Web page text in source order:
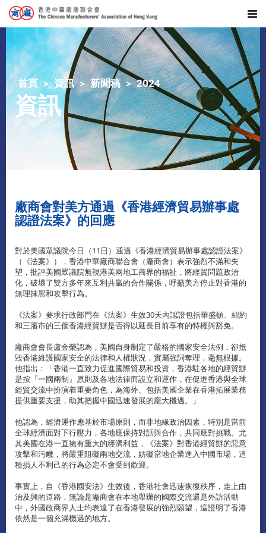
首頁 資訊 新聞稿 2024
資訊
廠商會對美方通過《香港經濟貿易辦事處
認證法案》的回應
對於美國眾議院今日（11日）通過《香港經濟貿易辦事處認證法案》
（《法案》），香港中華廠商聯合會（廠商會）表示強烈不滿和失
望，批評美國眾議院無視港美兩地工商界的福祉，將經貿問題政治
化，破壞了雙方多年來互利共贏的合作關係，呼籲美方停止對香港的
無理抹黑和攻擊行為。
《法案》要求行政部門在《法案》生效30天內認證包括華盛頓、紐約
和三藩市的三個香港經貿辦是否得以延長目前享有的特權與豁免。
廠商會會長盧金榮認為，美國自身制定了嚴格的國家安全法例，卻抵
毁香港維護國家安全的法律和人權狀況，實屬強詞奪理，毫無根據。
他指出：「香港一直致力促進國際貿易和投資，香港駐各地的經貿辦
是按『一國兩制』原則及各地法律而設立和運作，在促進香港與全球
經貿交流中扮演着重要角色，為海外、包括美國企業在香港拓展業務
提供重要支援，助其把握中國迅速發展的龐大機遇。」
他認為，經濟運作應基於市場原則，而非地緣政治因素，特別是當前
全球經濟面對下行壓力，各地應保持對話與合作，共同應對挑戰。尤
其美國在港一直擁有重大的經濟利益，《法案》對香港經貿辦的惡意
攻擊和污衊，將嚴重阻礙兩地交流，妨礙當地企業進入中國市場，這
種損人不利己的行為必定不會受到歡迎。
事實上，自《香港國安法》生效後，香港社會迅速恢復秩序，走上由
治及興的道路，無論是廠商會在本地舉辦的國際交流還是外訪活動
中，外國政商界人士均表達了在香港發展的強烈願望，這證明了香港
依然是一個充滿機遇的地方。